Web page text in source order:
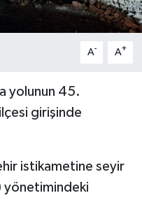
A- A+
yolunun 45.
girişinde
istikametine seyir
yönetimindeki